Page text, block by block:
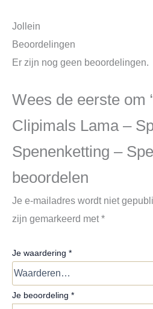
Jollein
Beoordelingen
Er zijn nog geen beoordelingen.
Wees de eerste om
Clipimals Lama –
Spenenketting –
beoordelen
Je e-mailadres wordt niet
zijn gemarkeerd met*
Je waardering *
Je beoordeling *